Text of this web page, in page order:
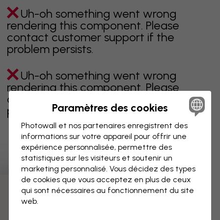
Uh-oh something went wrong
rendering this component. Please
contact customer support if the
problem persists.
Uh-oh something went wrong
rendering this component. Please
contact customer support if the
problem persists.
Page 1 sur 1 pages
Découvrez plus de catégories
Paramètres des cookies
Photowall et nos partenaires enregistrent des
informations sur votre appareil pour offrir une
expérience personnalisée, permettre des
statistiques sur les visiteurs et soutenir un
marketing personnalisé. Vous décidez des types
de cookies que vous acceptez en plus de ceux
qui sont nécessaires au fonctionnement du site
web.